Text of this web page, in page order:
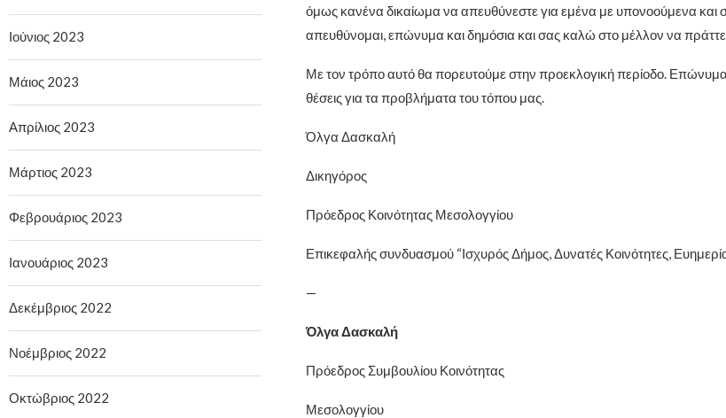
όμως κανένα δικαίωμα να απευθύνεστε για εμένα με υπονοούμενα και
απευθύνομαι, επώνυμα και δημόσια και σας καλώ στο μέλλον να
Με τον τρόπο αυτό θα πορευτούμε στην προεκλογική περίοδο.
θέσεις για τα προβλήματα του τόπου μας.
Όλγα Δασκαλή
Δικηγόρος
Πρόεδρος Κοινότητας Μεσολογγίου
Επικεφαλής συνδυασμού “Ισχυρός Δήμος, Δυνατές Κοινότητες,
—
Όλγα Δασκαλή
Πρόεδρος Συμβουλίου Κοινότητας
Μεσολογγίου
Ιούνιος 2023
Μάιος 2023
Απρίλιος 2023
Μάρτιος 2023
Φεβρουάριος 2023
Ιανουάριος 2023
Δεκέμβριος 2022
Νοέμβριος 2022
Οκτώβριος 2022